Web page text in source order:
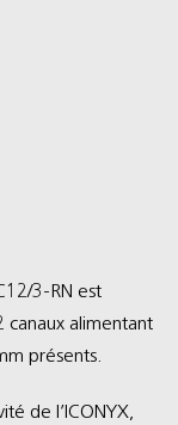
3-RN est
canaux alimentant
présents.
de l’ICONYX,